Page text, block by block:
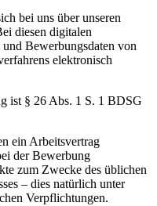
bei uns über unseren
diesen digitalen
Bewerbungsdaten von
elektronisch
ist § 26 Abs. 1 S. 1 BDSG
ein Arbeitsvertrag
der Bewerbung
zum Zwecke des üblichen
– dies natürlich unter
Verpflichtungen.